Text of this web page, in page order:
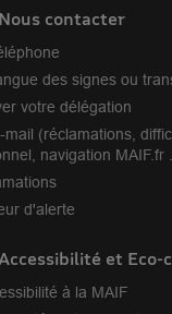
Nous contacter
des signes ou
votre délégation
mail (réclamations,
navigation MAIF.fr
d'alerte
Accessibilité et Eco-
à la MAIF